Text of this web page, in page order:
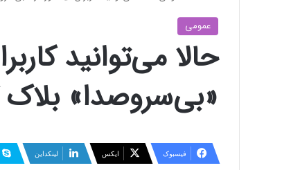
عمومی
حالا می‌توانید
«بی‌سروصدا» بلاک
فیسبوک ایکس لینکداین